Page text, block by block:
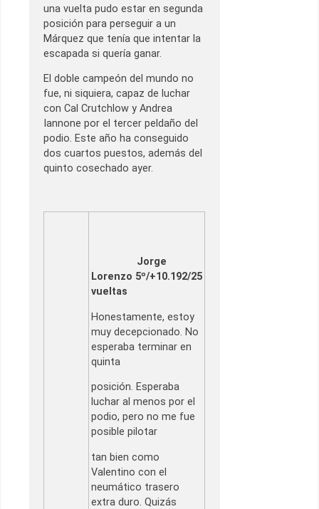
una vuelta pudo estar en segunda
posición para perseguir a un
Márquez que tenía que intentar la
escapada si quería ganar.
El doble campeón del mundo no
fue, ni siquiera, capaz de luchar
con Cal Crutchlow y Andrea
Iannone por el tercer peldaño del
podio. Este año ha conseguido
dos cuartos puestos, además del
quinto cosechado ayer.
Jorge
Lorenzo 5º/+10.192/25
vueltas
Honestamente, estoy
muy decepcionado. No
esperaba terminar en
quinta
posición. Esperaba
luchar al menos por el
podio, pero no me fue
posible pilotar
tan bien como
Valentino con el
neumático trasero
extra duro. Quizás